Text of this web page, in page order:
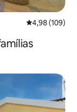
Classificação
4,98 (109)